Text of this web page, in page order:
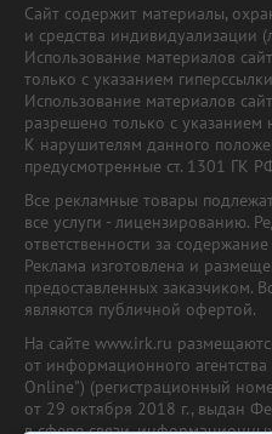
Сайт содержит материалы,
и средства индивидуализации
Использование материалов
только с указанием
Использование материалов
разрешено только с указанием
К нарушителям данного
предусмотренные ст. 1301 ГК
Все рекламные товары
все услуги - лицензированию.
ответственности за
Реклама изготовлена и
предоставленных заказчиком.
являются публичной офертой.
На сайте www.irk.ru
от информационного
Online") (регистрационный
от 29 октября 2018 г., выдан